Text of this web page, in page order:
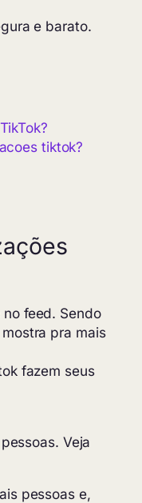
e barato.
tiktok?
feed. Sendo
pra mais
fazem seus
Veja
pessoas e,